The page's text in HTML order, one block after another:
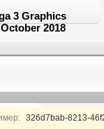
3 Graphics
2018
326d7bab-8213-